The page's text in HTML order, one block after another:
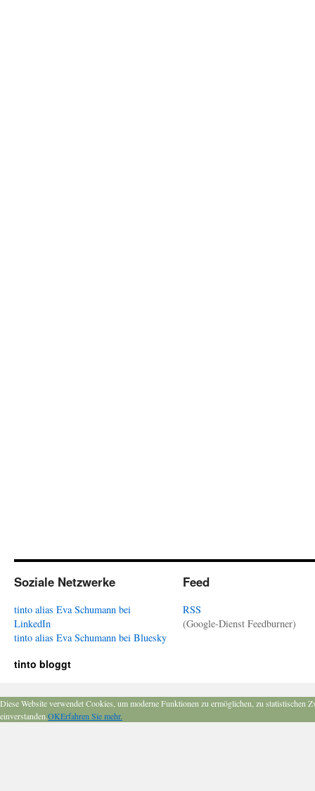
Soziale Netzwerke
tinto alias Eva Schumann bei
LinkedIn
tinto alias Eva Schumann bei Bluesky
Feed
RSS
(Google-Dienst Feedburner)
tinto bloggt
Diese Website verwendet Cookies, um moderne Funktionen zu ermöglichen, zu
einverstanden.OKErfahren Sie mehr.